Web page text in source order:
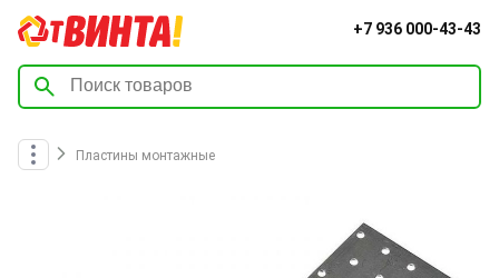
+7 936 000-43-43
Пластины монтажные